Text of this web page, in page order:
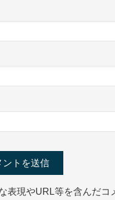
表現やURL等を含んだコ